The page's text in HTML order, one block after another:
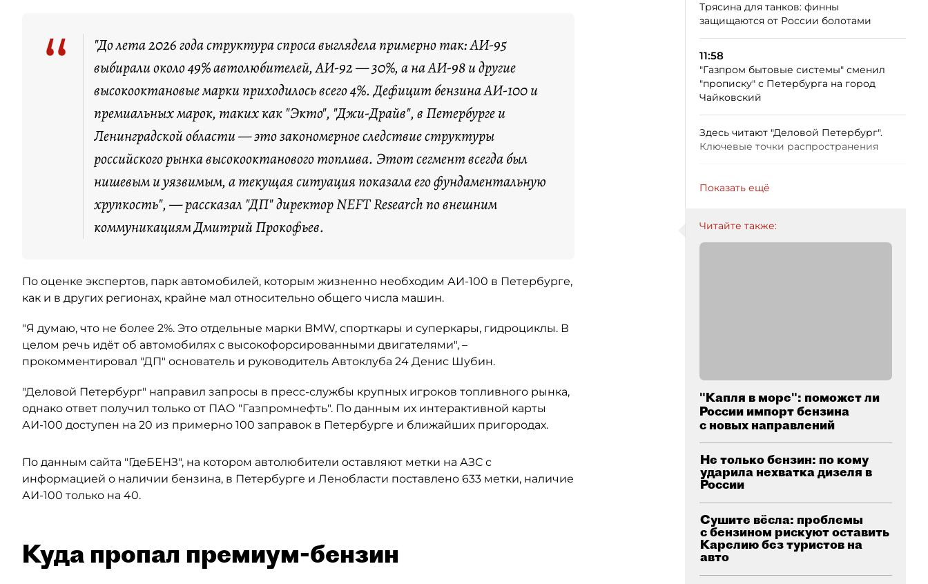
“
"До лета 2026 года структура спроса выглядела примерно так: АИ-95
выбирали около 49% автолюбителей, АИ-92 — 30%, а на АИ-98 и другие
высокооктановые марки приходилось всего 4%. Дефицит бензина АИ-100 и
премиальных марок, таких как "Экто", "Джи-Драйв", в Петербурге и
Ленинградской области — это закономерное следствие структуры
российского рынка высокооктанового топлива. Этот сегмент всегда был
нишевым и уязвимым, а текущая ситуация показала его фундаментальную
хрупкость", — рассказал "ДП" директор NEFT Research по внешним
коммуникациям Дмитрий Прокофьев.
По оценке экспертов, парк автомобилей, которым жизненно необходим АИ-100 в Петербурге,
как и в других регионах, крайне мал относительно общего числа машин.
"Я думаю, что не более 2%. Это отдельные марки BMW, спорткары и суперкары, гидроциклы. В
целом речь идёт об автомобилях с высокофорсированными двигателями", –
прокомментировал "ДП" основатель и руководитель Автоклуба 24 Денис Шубин.
"Деловой Петербург" направил запросы в пресс-службы крупных игроков топливного рынка,
однако ответ получил только от ПАО "Газпромнефть". По данным их интерактивной карты
АИ-100 доступен на 20 из примерно 100 заправок в Петербурге и ближайших пригородах.
По данным сайта "ГдеБЕНЗ", на котором автолюбители оставляют метки на АЗС с
информацией о наличии бензина, в Петербурге и Ленобласти поставлено 633 метки, наличие
АИ-100 только на 40.
Куда пропал премиум-бензин
Трясина для танков: финны
защищаются от России болотами
11:58
"Газпром бытовые системы" сменил
"прописку" с Петербурга на город
Чайковский
Здесь читают "Деловой Петербург".
Ключевые точки распространения
Показать ещё
Читайте также:
"Капля в море": поможет ли
России импорт бензина
с новых направлений
Не только бензин: по кому
ударила нехватка дизеля в
России
Сушите вёсла: проблемы
с бензином рискуют оставить
Карелию без туристов на
авто